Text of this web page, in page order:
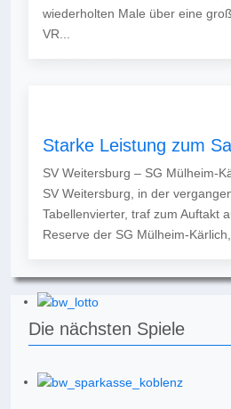
wiederholten Male über eine
VR...
Starke Leistung zum
SV Weitersburg – SG Mülheim-
SV Weitersburg, in der
Tabellenvierter, traf zum Auftakt
Reserve der SG Mülheim-Kärlich,
Die nächsten Spiele